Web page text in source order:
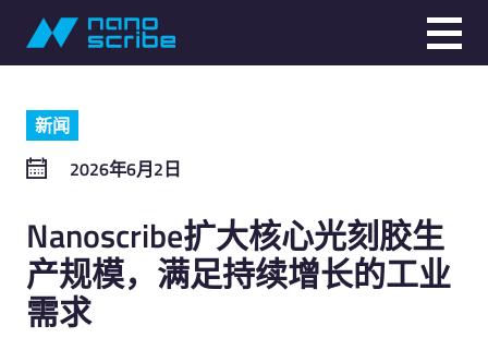
新闻
2026年6月2日
Nanoscribe扩大核心光刻胶生
产规模，满足持续增长的工业
需求